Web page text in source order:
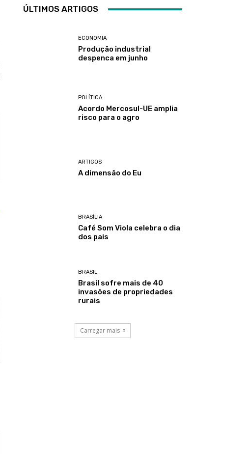
ÚLTIMOS ARTIGOS
ECONOMIA
Produção industrial
despenca em junho
POLÍTICA
Acordo Mercosul-UE amplia
risco para o agro
ARTIGOS
A dimensão do Eu
BRASÍLIA
Café Som Viola celebra o dia
dos pais
BRASIL
Brasil sofre mais de 40
invasões de propriedades
rurais
Carregar mais